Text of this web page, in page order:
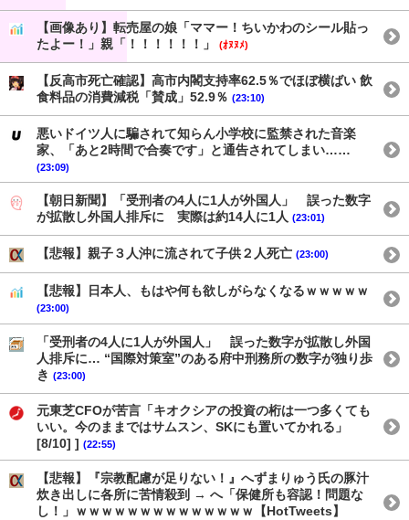
【画像あり】転売屋の娘「ママー！ちいかわのシール貼っ
たよー！」親「！！！！！！」
(ｵﾇﾇﾒ)
【反高市死亡確認】高市内閣支持率62.5％でほぼ横ばい 飲
食料品の消費減税「賛成」52.9％ (23:10)
悪いドイツ人に騙されて知らん小学校に監禁された音楽
家、「あと2時間で合奏です」と通告されてしまい……
(23:09)
【朝日新聞】「受刑者の4人に1人が外国人」 誤った数字
が拡散し外国人排斥に 実際は約14人に1人 (23:01)
【悲報】親子３人沖に流されて子供２人死亡 (23:00)
【悲報】日本人、もはや何も欲しがらなくなるｗｗｗｗｗ
(23:00)
「受刑者の4人に1人が外国人」 誤った数字が拡散し外国
人排斥に… “国際対策室”のある府中刑務所の数字が独り歩
き (23:00)
元東芝CFOが苦言「キオクシアの投資の桁は一つ多くても
いい。今のままではサムスン、SKにも置いてかれる」
[8/10] ] (22:55)
【悲報】『宗教配慮が足りない！』へずまりゅう氏の豚汁
炊き出しに各所に苦情殺到 → へ「保健所も容認！問題な
し！」ｗｗｗｗｗｗｗｗｗｗｗｗｗｗ【HotTweets】